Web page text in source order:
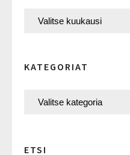
KATEGORIAT
ETSI